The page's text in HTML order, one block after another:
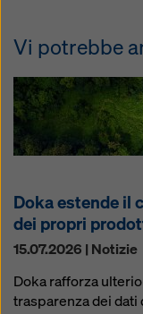
Vi potrebbe
Doka estende il
dei propri
15.07.2026 | Notizie
Doka rafforza
trasparenza dei